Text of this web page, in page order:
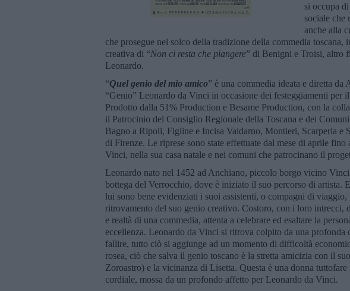
si occupa
sociale che
anche alla
che prosegue nel solco della tradizione della commedia
creativa di “Non ci resta che piangere” di Benigni e Troisi, altro
Leonardo.
“Quel genio del mio amico” è una commedia ideata e diretta da
“Genio” Leonardo da Vinci in occasione dei festeggiamenti per
Prodotto dalla 51% Production e Besame Production, con la
il Patrocinio del Consiglio Regionale della Toscana e dei
Bagno a Ripoli, Figline e Incisa Valdarno, Montieri, Scarperia e
di Firenze. Le riprese sono state effettuate dal mese di aprile
Vinci, nella sua casa natale e nei comuni che patrocinano il
Leonardo nato nel 1452 ad Anchiano, piccolo borgo vicino
bottega del Verrocchio, dove è iniziato il suo percorso di artista.
lui sono bene evidenziati i suoi assistenti, o compagni di
ritrovamento del suo genio creativo. Costoro, con i loro intrecci,
e realtà di una commedia, attenta a celebrare ed esaltare la
eccellenza. Leonardo da Vinci si ritrova colpito da una profonda
fallire, tutto ciò si aggiunge ad un momento di difficoltà
rosea, ciò che salva il genio toscano è la stretta amicizia con il
Zoroastro) e la vicinanza di Lisetta. Questa è una donna tuttofare
cordiale, mossa da un profondo affetto per Leonardo da Vinci.